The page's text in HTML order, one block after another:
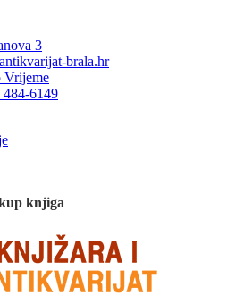
3
brala.hr
Vrijeme
484-6149
knjiga